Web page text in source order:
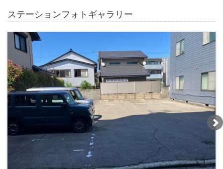
ステーションフォトギャラリー